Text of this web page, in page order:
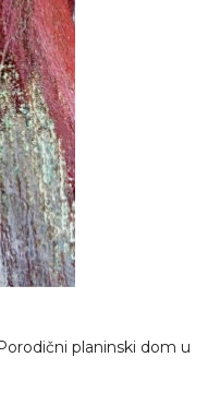
planinski dom u